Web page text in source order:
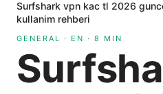
Surfshark vpn kac tl 2026
kullanim rehberi
GENERAL · EN · 8 MIN